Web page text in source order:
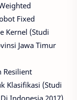
Fixed
Kernel (Studi
Jawa Timur
Resilient
Klasifikasi (Studi